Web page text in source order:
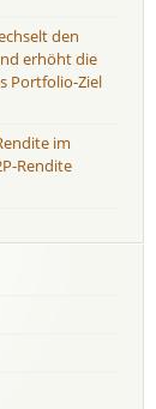
den
erhöht die
Portfolio-Ziel
im
Rendite